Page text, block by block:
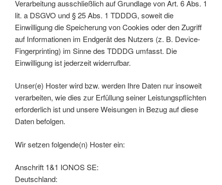
Verarbeitung ausschließlich auf Grundlage von Art. 6 Abs. 1
lit. a DSGVO und § 25 Abs. 1 TDDDG, soweit die
Einwilligung die Speicherung von Cookies oder den Zugriff
auf Informationen im Endgerät des Nutzers (z. B. Device-
Fingerprinting) im Sinne des TDDDG umfasst. Die
Einwilligung ist jederzeit widerrufbar.
Unser(e) Hoster wird bzw. werden Ihre Daten nur insoweit
verarbeiten, wie dies zur Erfüllung seiner Leistungspflichten
erforderlich ist und unsere Weisungen in Bezug auf diese
Daten befolgen.
Wir setzen folgende(n) Hoster ein:
Anschrift 1&1 IONOS SE:
Deutschland: